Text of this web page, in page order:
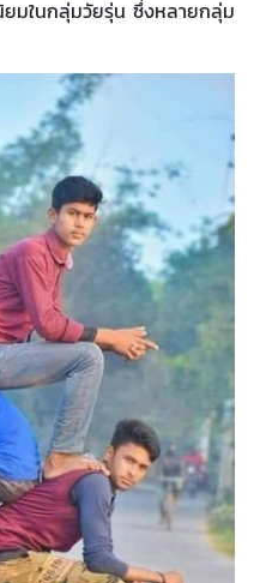
ยมในกลุ่มวัยรุ่น ซึ่งหลายกลุ่ม